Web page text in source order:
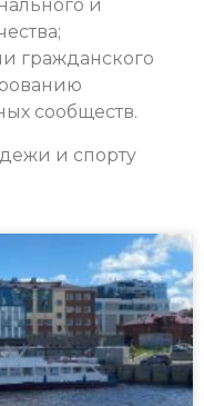
и
гражданского
сообществ.
и спорту